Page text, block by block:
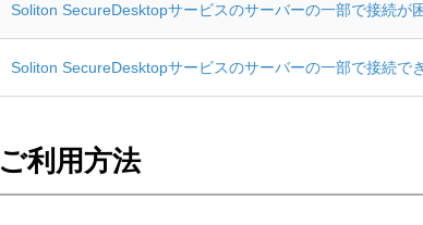
Soliton SecureDesktopサービスのサーバーの一部で接続が
Soliton SecureDesktopサービスのサーバーの一部で接続で
ご利用方法